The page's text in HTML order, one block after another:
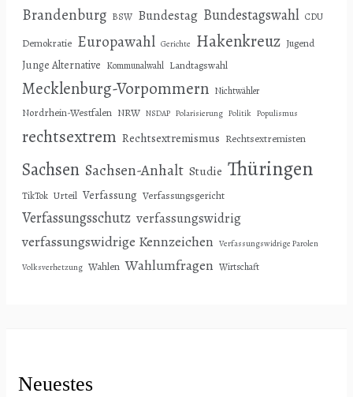
Brandenburg BSW Bundestag Bundestagswahl CDU
Demokratie Europawahl Gerichte Hakenkreuz Jugend
Junge Alternative Kommunalwahl Landtagswahl
Mecklenburg-Vorpommern Nichtwähler
Nordrhein-Westfalen NRW NSDAP Polarisierung Politik Populismus
rechtsextrem Rechtsextremismus Rechtsextremisten
Sachsen Sachsen-Anhalt Studie Thüringen
TikTok Urteil Verfassung Verfassungsgericht
Verfassungsschutz verfassungswidrig
verfassungswidrige Kennzeichen Verfassungswidrige Parolen
Volksverhetzung Wahlen Wahlumfragen Wirtschaft
Neuestes